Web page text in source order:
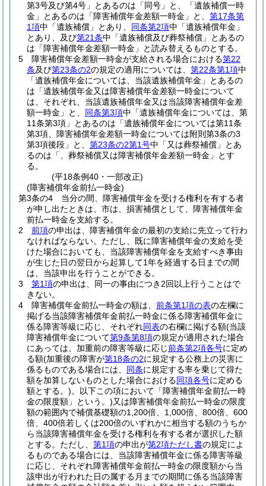
第3号及び第4号」とあるのは「同号」と、「遺族補償一時
金」とあるのは「障害補償年金差額一時金」と、 第17条第
1項中「遺族補償」とあり、 同条第2項中「遺族補償年金」
とあり、及び第21条中「遺族補償及び葬祭補償」とあるの
は「障害補償年金差額一時金」と読み替えるものとする。
5
障害補償年金差額一時金が支給される場合における第22
条及び第23条の2の規定の適用については、 第22条第1項中
「遺族補償年金については、当該遺族補償年金」とあるの
は「遺族補償年金又は障害補償年金差額一時金について
は、それぞれ、当該遺族補償年金又は当該障害補償年金差
額一時金」と、 同条第3項中「遺族補償年金については、第
11条第3項」とあるのは「遺族補償年金については第11条
第3項、障害補償年金差額一時金については附則第3条の3
第3項後段」と、 第23条の2第1号中「又は葬祭補償」とあ
るのは「、葬祭補償又は障害補償年金差額一時金」とす
る。
(平18条例40・一部改正)
(障害補償年金前払一時金)
第3条の4
当分の間、障害補償年金を受ける権利を有する者
が申し出たときは、市は、損害補償として、障害補償年金
前払一時金を支給する。
2
前項の申出は、障害補償年金の最初の支給に先立って行わ
なければならない。 ただし、既に障害補償年金の支給を受
けた場合においても、当該障害補償年金を支給すべき事由
が生じた日の翌日から起算して1年を経過する日までの間
は、当該申出を行うことができる。
3
第1項の申出は、同一の事由につき2回以上行うことはで
きない。
4
障害補償年金前払一時金の額は、 前条第1項の表の左欄に
掲げる当該障害補償年金前払一時金に係る障害補償年金に
係る障害等級に応じ、それぞれ同表の右欄に掲げる額(当該
障害補償年金について第9条第8項の規定が適用された場合
にあっては、加重前の障害等級に応じ前条第2項各号に定め
る額(加重後の障害が第18条の2に規定する公務上の災害に
係るものである場合には、 同条に規定する率を乗じて得た
額を加算しないものとした場合における同項各号に定める
額とする。)。以下この項において「障害補償年金前払一時
金の限度額」という。)又は障害補償年金前払一時金の限度
額の範囲内で補償基礎額の1,200倍、1,000倍、800倍、600
倍、400倍若しくは200倍のいずれかに相当する額のうちか
ら当該障害補償年金を受ける権利を有する者が選択した額
とする。 ただし、 第1項の申出が第2項ただし書の規定によ
るものである場合には、当該障害補償年金に係る障害等級
に応じ、それぞれ障害補償年金前払一時金の限度額から当
該申出が行われた日の属する月までの期間に係る当該障害